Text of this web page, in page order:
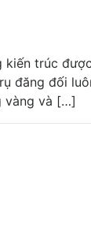
trúc
đăng đối
vàng và […]